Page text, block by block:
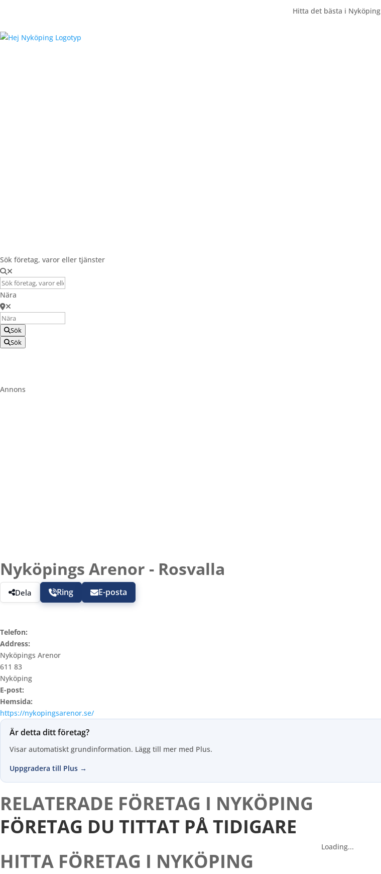
Hitta det bästa i Nyköping
Sök företag, varor eller tjänster
Nära
Sök
Sök
Annons
Nyköpings Arenor - Rosvalla
Dela Ring E-posta
Telefon:
Address:
Nyköpings Arenor
611 83
Nyköping
E-post:
Hemsida:
https://nykopingsarenor.se/
Är detta ditt företag?
Visar automatiskt grundinformation. Lägg till mer med Plus.
Uppgradera till Plus →
RELATERADE FÖRETAG I NYKÖPING
FÖRETAG DU TITTAT PÅ TIDIGARE
Loading...
HITTA FÖRETAG I NYKÖPING